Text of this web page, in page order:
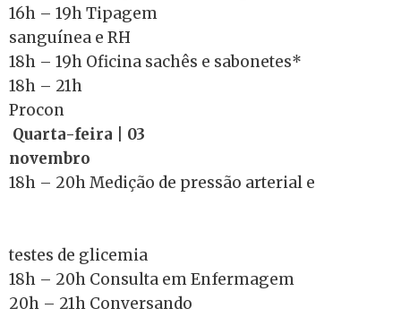
16h – 19h Tipagem
sanguínea e RH
18h – 19h Oficina sachês e sabonetes*
18h – 21h
Procon
Quarta-feira | 03
novembro
18h – 20h Medição de pressão arterial e
testes de glicemia
18h – 20h Consulta em Enfermagem
20h – 21h Conversando